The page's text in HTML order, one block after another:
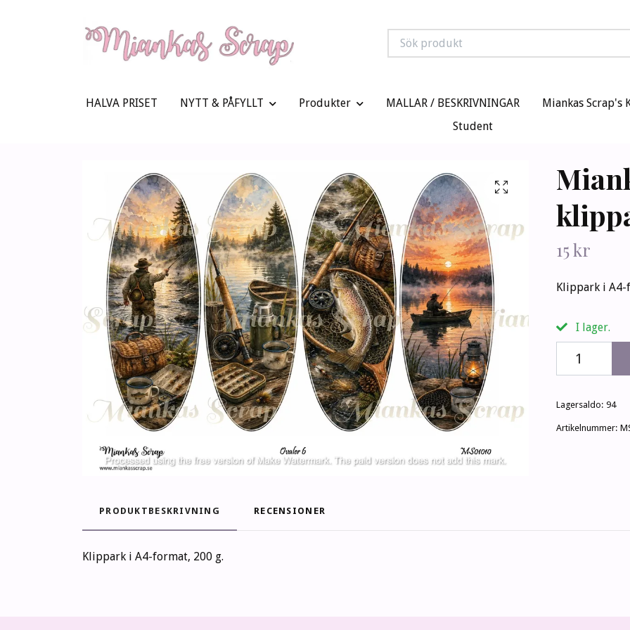
HALVA PRISET NYTT & PÅFYLLT Produkter MALLAR / BESKRIVNINGAR Miankas Scrap's
Student
15 kr
Klippark i A4-
I lager.
Lagersaldo: 94
Artikelnummer:
PRODUKTBESKRIVNING RECENSIONER
Klippark i A4-format, 200 g.